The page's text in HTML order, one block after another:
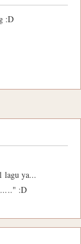
:D
lagu ya...
:D